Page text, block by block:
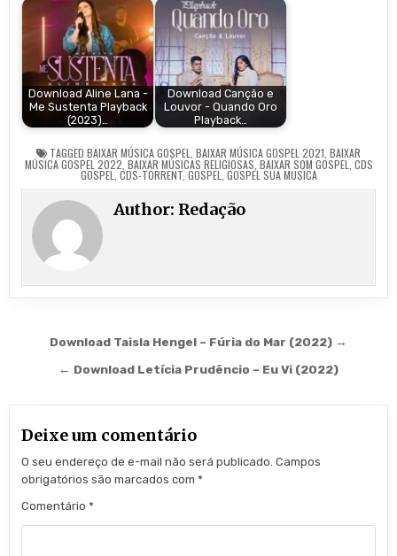
Download Aline Lana -
Me Sustenta Playback
(2023)…
Download Canção e
Louvor - Quando Oro
Playback…
TAGGED BAIXAR MÚSICA GOSPEL BAIXAR MÚSICA GOSPEL 2021 BAIXAR
MÚSICA GOSPEL 2022 BAIXAR MÚSICAS RELIGIOSAS BAIXAR SOM GOSPEL CDS
GOSPEL CDS-TORRENT, GOSPEL GOSPEL SUA MUSICA
Author: Redação
Navegação de Post
Download Taisla Hengel – Fúria do Mar (2022) →
← Download Letícia Prudêncio – Eu Vi (2022)
Deixe um comentário
O seu endereço de e-mail não será publicado. Campos
obrigatórios são marcados com*
Comentário*